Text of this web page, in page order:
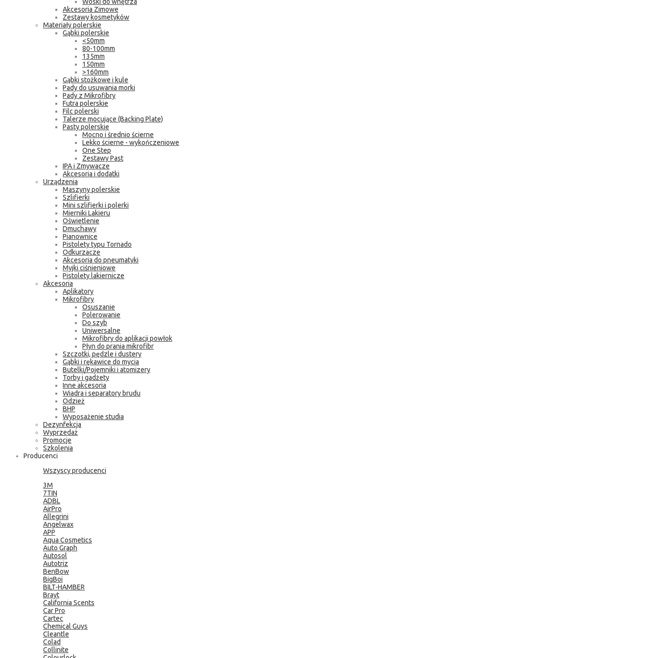
Akcesoria Zimowe
Zestawy kosmetyków
Materiały polerskie
Gąbki polerskie
<50mm
80-100mm
135mm
150mm
>160mm
Gąbki stożkowe i kule
Pady do usuwania morki
Pady z Mikrofibry
Futra polerskie
Filc polerski
Talerze mocujące (Backing Plate)
Pasty polerskie
Mocno i średnio ścierne
Lekko ścierne - wykończeniowe
One Step
Zestawy Past
IPA i Zmywacze
Akcesoria i dodatki
Urządzenia
Maszyny polerskie
Szlifierki
Mini szlifierki i polerki
Mierniki Lakieru
Oświetlenie
Dmuchawy
Pianownice
Pistolety typu Tornado
Odkurzacze
Akcesoria do pneumatyki
Myjki ciśnieniowe
Pistolety lakiernicze
Akcesoria
Aplikatory
Mikrofibry
Osuszanie
Polerowanie
Do szyb
Uniwersalne
Mikrofibry do aplikacji powłok
Płyn do prania mikrofibr
Szczotki, pędzle i dustery
Gąbki i rękawice do mycia
Butelki/Pojemniki i atomizery
Torby i gadżety
Inne akcesoria
Wiadra i separatory brudu
Odzież
BHP
Wyposażenie studia
Dezynfekcja
Wyprzedaż
Promocje
Szkolenia
Producenci
Wszyscy producenci
3M
7TIN
ADBL
AirPro
Allegrini
Angelwax
APP
Aqua Cosmetics
Auto Graph
Autosol
Autotriz
BenBow
BigBoi
BILT-HAMBER
Brayt
California Scents
Car Pro
Cartec
Chemical Guys
Cleantle
Colad
Collinite